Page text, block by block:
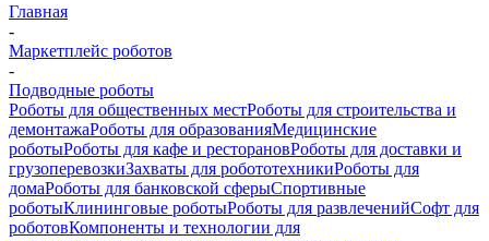
Главная
-
Маркетплейс роботов
-
Подводные роботы
Роботы для общественных местРоботы для строительства и
демонтажаРоботы для образованияМедицинские
роботыРоботы для кафе и ресторановРоботы для доставки и
грузоперевозкиЗахваты для робототехникиРоботы для
домаРоботы для банковской сферыСпортивные
роботыКлининговые роботыРоботы для развлеченийСофт для
роботовКомпоненты и технологии для